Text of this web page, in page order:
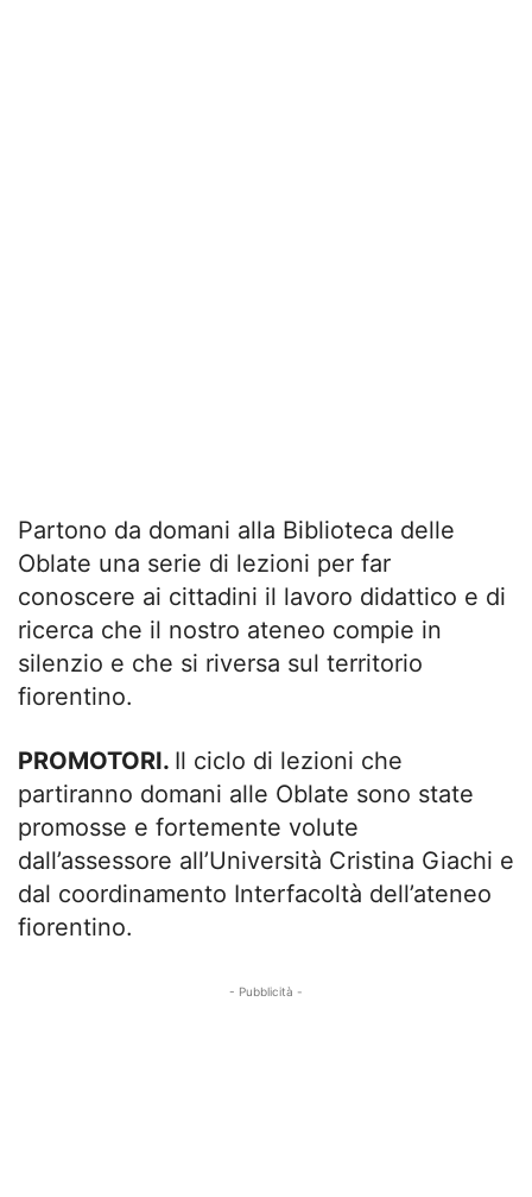
Partono da domani alla Biblioteca delle
Oblate una serie di lezioni per far
conoscere ai cittadini il lavoro didattico e di
ricerca che il nostro ateneo compie in
silenzio e che si riversa sul territorio
fiorentino.
PROMOTORI. Il ciclo di lezioni che
partiranno domani alle Oblate sono state
promosse e fortemente volute
dall’assessore all’Università Cristina Giachi e
dal coordinamento Interfacoltà dell’ateneo
fiorentino.
- Pubblicità -